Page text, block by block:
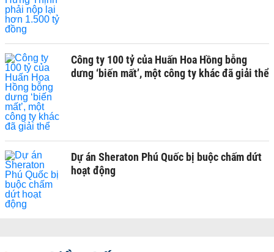
Công ty 100 tỷ của Huấn Hoa Hồng bỗng
dưng ‘biến mất’, một công ty khác đã giải thể
Dự án Sheraton Phú Quốc bị buộc chấm dứt
hoạt động